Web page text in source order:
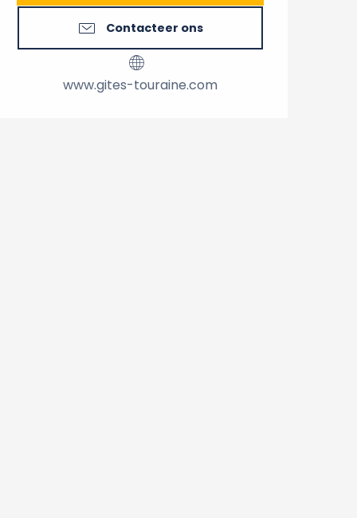
Contacteer ons
www.gites-touraine.com